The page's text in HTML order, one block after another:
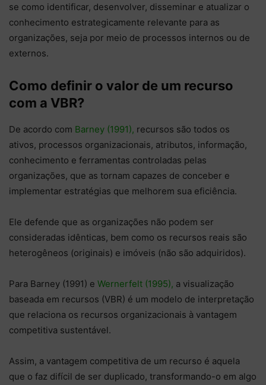
se como identificar, desenvolver, disseminar e atualizar o
conhecimento estrategicamente relevante para as
organizações, seja por meio de processos internos ou de
externos.
Como definir o valor de um recurso
com a VBR?
De acordo com Barney (1991), recursos são todos os
ativos, processos organizacionais, atributos, informação,
conhecimento e ferramentas controladas pelas
organizações, que as tornam capazes de conceber e
implementar estratégias que melhorem sua eficiência.
Ele defende que as organizações não podem ser
consideradas idênticas, bem como os recursos reais são
heterogêneos (originais) e imóveis (não são adquiridos).
Para Barney (1991) e Wernerfelt (1995), a visualização
baseada em recursos (VBR) é um modelo de interpretação
que relaciona os recursos organizacionais à vantagem
competitiva sustentável.
Assim, a vantagem competitiva de um recurso é aquela
que o faz difícil de ser duplicado, transformando-o em algo